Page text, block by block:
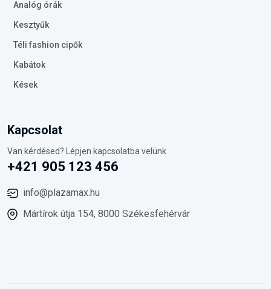
Analóg órák
Kesztyűk
Téli fashion cipők
Kabátok
Kések
Kapcsolat
Van kérdésed? Lépjen kapcsolatba velünk
+421 905 123 456
info@plazamax.hu
Mártírok útja 154, 8000 Székesfehérvár